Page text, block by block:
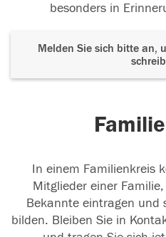
besonders in
Melden Sie sich bitte an,
In einem Familienkreis
Mitglieder einer
Bekannte eintragen und
bilden. Bleiben Sie in